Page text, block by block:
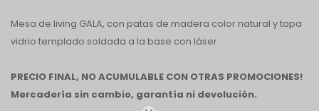
Mesa de living GALA, con patas de madera color natural y tapa
vidrio templado soldada a la base con láser.
PRECIO FINAL, NO ACUMULABLE CON OTRAS PROMOCIONES!
Mercadería sin cambio, garantía ni devolución.